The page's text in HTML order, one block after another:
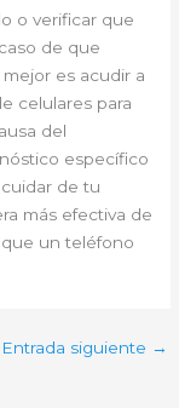
o verificar que
de que
es acudir a
celulares para
del
específico
de tu
más efectiva de
un teléfono
Entrada siguiente →